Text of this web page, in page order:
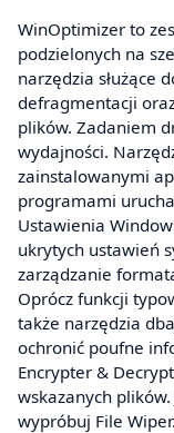
WinOptimizer to
podzielonych na
narzędzia służące
defragmentacji
plików. Zadaniem
wydajności.
zainstalowanymi
programami
Ustawienia
ukrytych ustawień
zarządzanie
Oprócz funkcji
także narzędzia
ochronić poufne
Encrypter &
wskazanych plików.
wypróbuj File Wiper.